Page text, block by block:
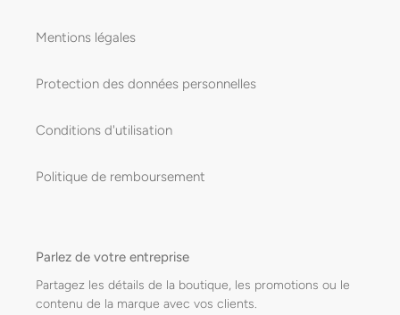
Mentions légales
Protection des données personnelles
Conditions d'utilisation
Politique de remboursement
Parlez de votre entreprise
Partagez les détails de la boutique, les promotions ou le
contenu de la marque avec vos clients.